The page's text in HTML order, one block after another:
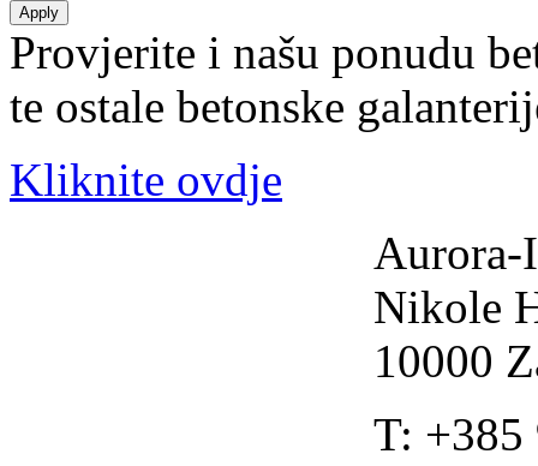
Provjerite i našu ponudu
te ostale betonske
Kliknite ovdje
Aurora-
Nikole
10000
T: +385